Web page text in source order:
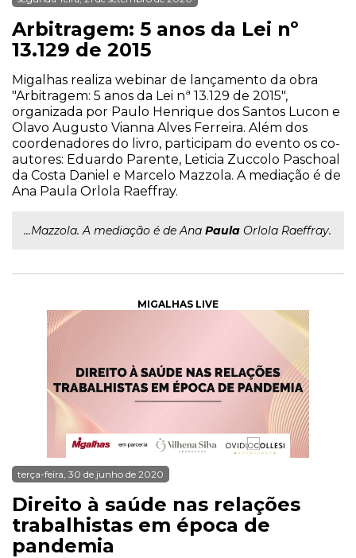
Arbitragem: 5 anos da Lei nº
13.129 de 2015
Migalhas realiza webinar de lançamento da obra
"Arbitragem: 5 anos da Lei nª 13.129 de 2015",
organizada por Paulo Henrique dos Santos Lucon e
Olavo Augusto Vianna Alves Ferreira. Além dos
coordenadores do livro, participam do evento os co-
autores: Eduardo Parente, Leticia Zuccolo Paschoal
da Costa Daniel e Marcelo Mazzola. A mediação é de
Ana Paula Orlola Raeffray.
...Mazzola. A mediação é de Ana Paula Orlola Raeffray.
MIGALHAS LIVE
terça-feira, 30 de junho de 2020
Direito à saúde nas relações
trabalhistas em época de
pandemia